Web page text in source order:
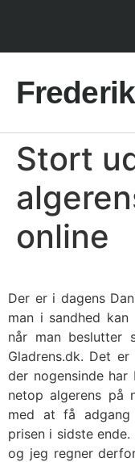
Stort
online
Der er i dagens
man i sandhed
når man beslutter
Gladrens.dk. Det
der nogensinde
netop algerens på
med at få adgang
prisen i sidste
og jeg regner